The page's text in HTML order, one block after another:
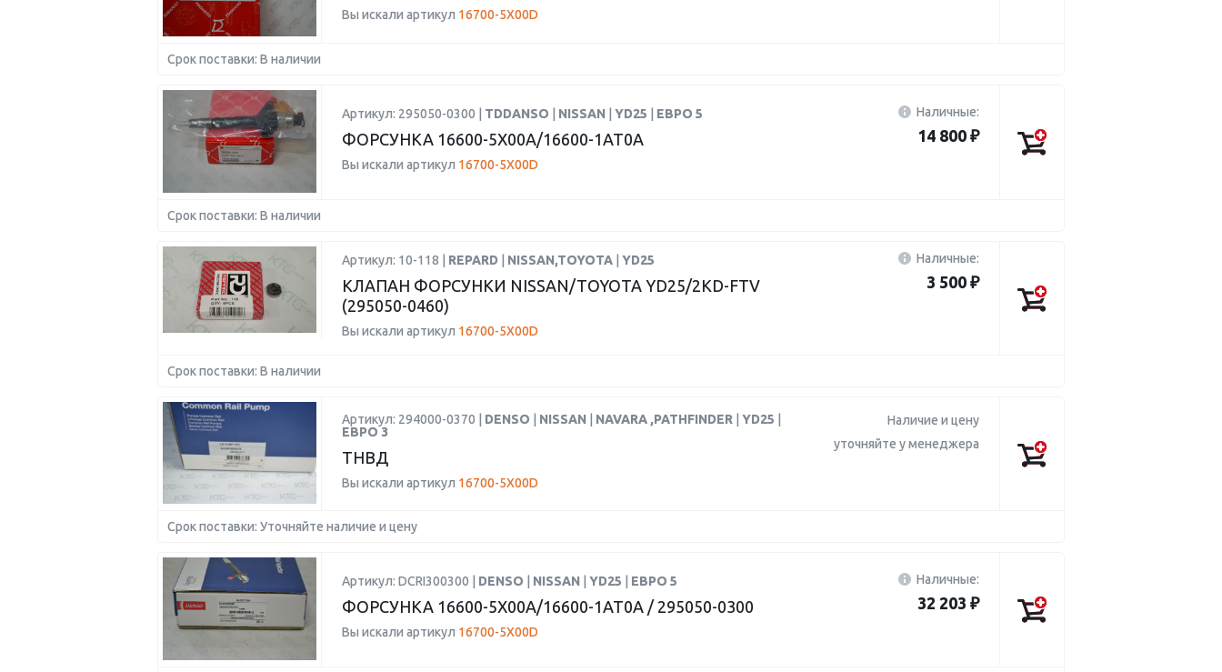
Вы искали артикул 16700-5X00D
Срок поставки: В наличии
Артикул: 295050-0300 | TDDANSO NISSAN YD25 ЕВРО 5
ФОРСУНКА 16600-5X00A/16600-1AT0A
Вы искали артикул 16700-5X00D
Наличные:
14 800 ₽
Срок поставки: В наличии
Артикул: 10-118 | REPARD NISSAN,TOYOTA YD25
КЛАПАН ФОРСУНКИ NISSAN/TOYOTA YD25/2KD-FTV
(295050-0460)
Вы искали артикул 16700-5X00D
Наличные:
3 500 ₽
Срок поставки: В наличии
Артикул: 294000-0370 | DENSO NISSAN NAVARA ,PATHFINDER YD25
ЕВРО 3
ТНВД
Вы искали артикул 16700-5X00D
Наличие и цену
уточняйте у менеджера
Срок поставки: Уточняйте наличие и цену
Артикул: DCRI300300 | DENSO NISSAN YD25 ЕВРО 5
ФОРСУНКА 16600-5X00A/16600-1AT0A / 295050-0300
Вы искали артикул 16700-5X00D
Наличные:
32 203 ₽